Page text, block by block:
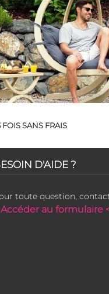
SANS FRAIS
D'AIDE ?
toute question,
Accéder au formulaire